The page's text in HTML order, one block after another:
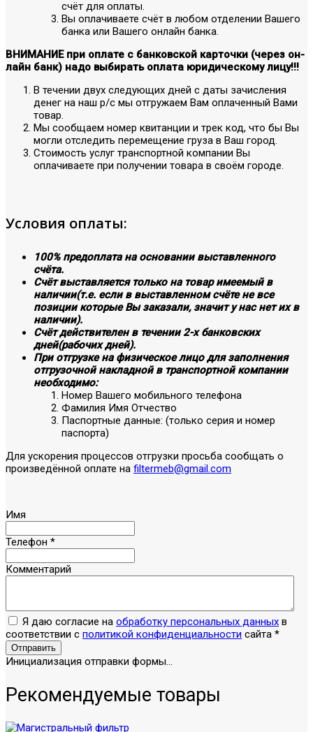
счёт для оплаты.
Вы оплачиваете счёт в любом отделении Вашего
банка или Вашего онлайн банка.
ВНИМАНИЕ при оплате с банковской карточки (через он-
лайн банк) надо выбирать оплата юридическому лицу!!!
В течении двух следующих дней с даты зачисления
денег на наш р/с мы отгружаем Вам оплаченный Вами
товар.
Мы сообщаем номер квитанции и трек код, что бы Вы
могли отследить перемещение груза в Ваш город.
Стоимость услуг транспортной компании Вы
оплачиваете при получении товара в своём городе.
Условия оплаты:
100% предоплата на основании выставленного
счёта.
Счёт выставляется только на товар имеемый в
наличии(т.е. если в выставленном счёте не все
позиции которые Вы заказали, значит у нас нет их в
наличии).
Счёт действителен в течении 2-х банковских
дней(рабочих дней).
При отгрузке на физическое лицо для заполнения
отгрузочной накладной в транспортной компании
необходимо:
Номер Вашего мобильного телефона
Фамилия Имя Отчество
Паспортные данные: (только серия и номер
паспорта)
Для ускорения процессов отгрузки просьба сообщать о
произведённой оплате на filtermeb@gmail.com
Имя
Телефон *
Комментарий
Я даю согласие на обработку персональных данных в
соответствии с политикой конфиденциальности сайта *
Отправить
Инициализация отправки формы...
Рекомендуемые товары